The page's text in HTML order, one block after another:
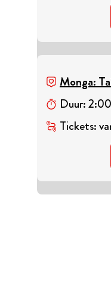
Monga:
Duur:2:00
Tickets: